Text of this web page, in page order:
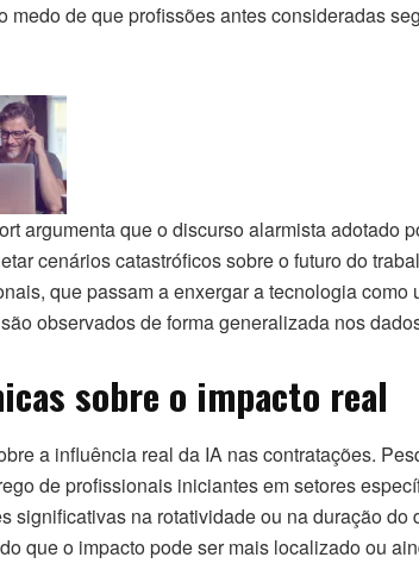
medo de que profissões antes consideradas
argumenta que o discurso alarmista adotado
cenários catastróficos sobre o futuro do
que passam a enxergar a tecnologia
observados de forma generalizada nos
sobre o impacto real
a influência real da IA nas contratações.
de profissionais iniciantes em setores
significativas na rotatividade ou na duração
que o impacto pode ser mais localizado ou